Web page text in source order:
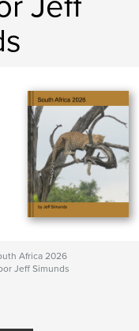
Africa 2026
Jeff Simunds